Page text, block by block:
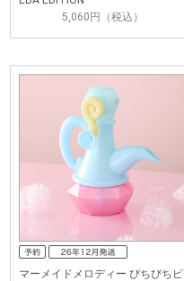
5,060円（税込）
マーメイドメロディー ぴちぴちピ